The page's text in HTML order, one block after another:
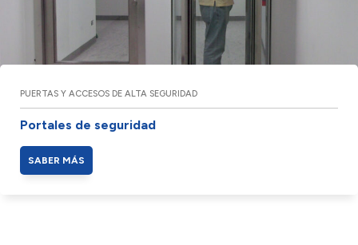
PUERTAS Y ACCESOS DE ALTA SEGURIDAD
Portales de seguridad
SABER MÁS